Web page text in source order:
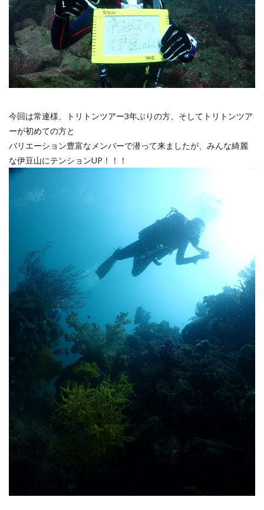
今回は常連様、トリトンツアー3年ぶりの方、そしてトリトンツア
ーが初めての方と
バリエーション豊富なメンバーで潜って来ましたが、みんな綺麗
な伊豆山にテンションUP！！！